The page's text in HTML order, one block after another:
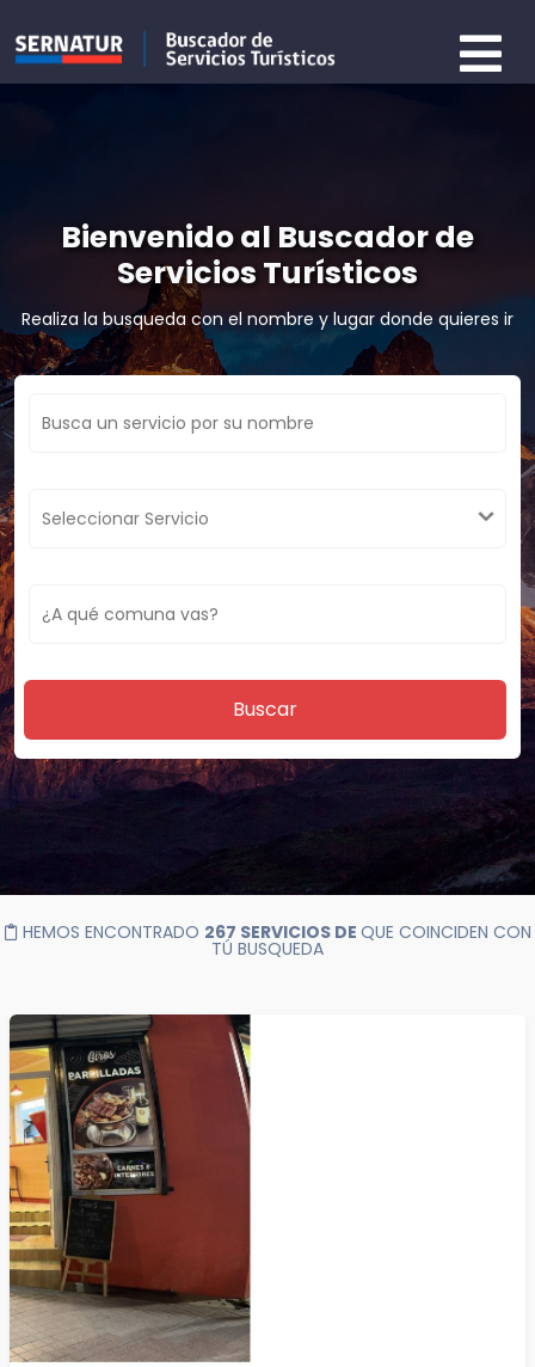
Bienvenido al Buscador de
Servicios Turísticos
Realiza la busqueda con el nombre y lugar donde quieres ir
Buscar
HEMOS ENCONTRADO 267 SERVICIOS DE QUE COINCIDEN CON
TÚ BUSQUEDA